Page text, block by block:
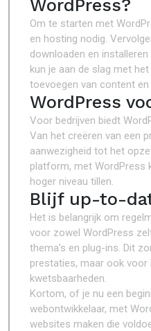
WordPress?
Om te starten met
en hosting nodig.
downloaden en
kun je aan de slag met
toevoegen van content
WordPress
Voor bedrijven biedt
Van het creëren van een
aanwezigheid tot het
platform, met WordPress
hoger niveau tillen.
Blijf up-to-
Het is belangrijk om
voor zowel WordPress
thema’s en plug-ins. Dit
prestaties, maar ook voor
kwetsbaarheden.
Kortom, of je nu een
webontwikkelaar, met
websites maken die